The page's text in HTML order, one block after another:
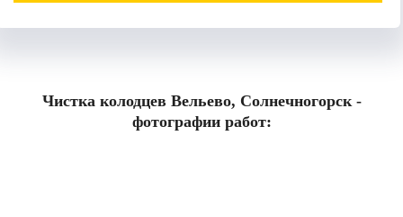
Чистка колодцев Вельево, Солнечногорск -
фотографии работ: